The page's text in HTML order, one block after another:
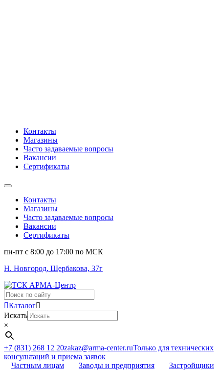
Контакты
Магазины
Часто задаваемые вопросы
Вакансии
Сертификаты
Контакты
Магазины
Часто задаваемые вопросы
Вакансии
Сертификаты
пн-пт c 8:00 до 17:00 по МСК
Н. Новгород, Щербакова, 37г
Поиск
...Каталог
Искать
×
+7 (831) 268 12 20zakaz@arma-center.ruТолько для технических
консультаций и приема заявок
Частным лицам
Заводы и предприятия
Застройщики